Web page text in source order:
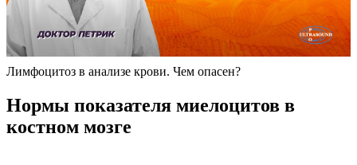
Лимфоцитоз в анализе крови. Чем опасен?
Нормы показателя миелоцитов в
костном мозге